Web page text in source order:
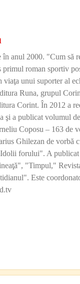
anul 2000. "Cum să
roman sportiv
unui suporter al
Runa, grupul
Corint. În 2012 a
şi a publicat volumul
Coposu – 163 de
Ghilezan de vorbă
forului". A publicat
"Timpul,"
Este